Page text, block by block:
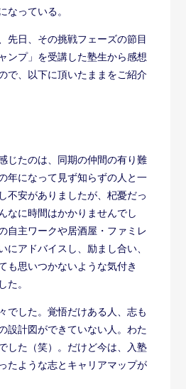
なっている。
先日、その挑戦フェーズの節目
ンプ」を受講した塾生から感想
で、以下に頂いたままをご紹介
じたのは、同期の仲間の有り難
年になって見ず知らずの人と一
不安がありましたが、杞憂だっ
なに時間はかかりませんでし
自主ワークや居酒屋・ファミレ
にアドバイスし、励まし合い、
も思いつかないような気付き
た。
でした。覚悟だけある人、志も
設計図ができていない人。わた
した（笑）。だけど今は、入塾
たような志とキャリアマップが